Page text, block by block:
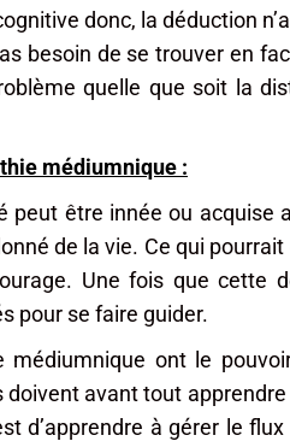
donc, la déduction
besoin de se trouver en
quelle que soit la
médiumnique :
être innée ou acquise
de la vie. Ce qui
Une fois que cette
pour se faire guider.
médiumnique ont le
avant tout
d’apprendre à gérer le